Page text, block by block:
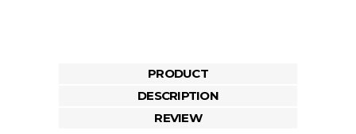
PRODUCT
DESCRIPTION
REVIEW